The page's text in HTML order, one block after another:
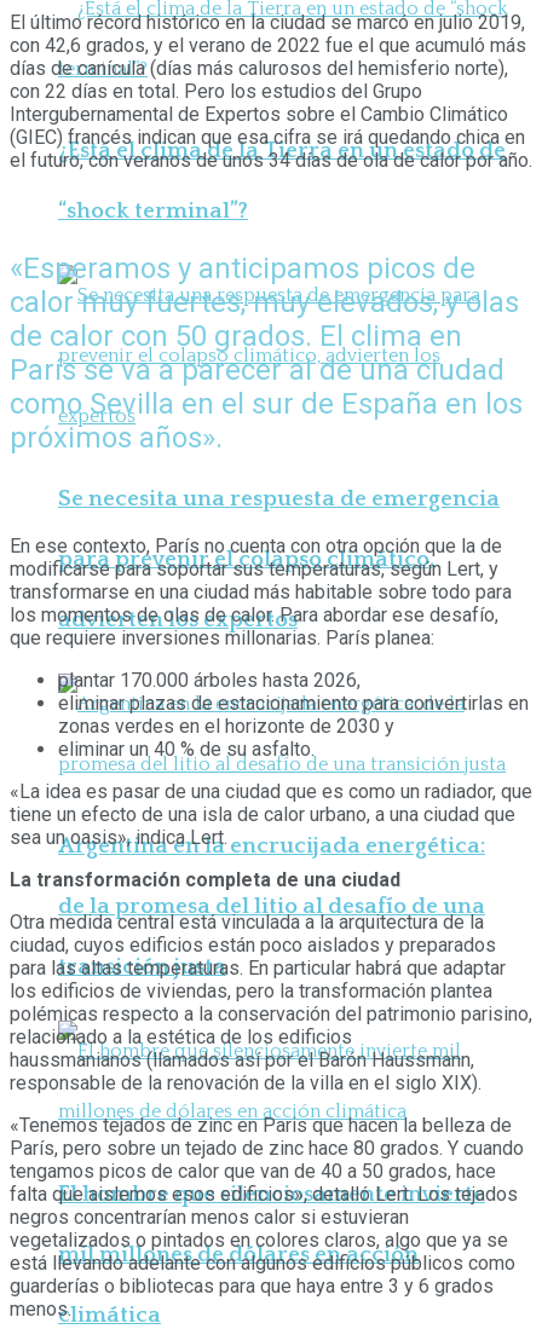
¿Está el clima de la Tierra en un estado de
“shock terminal”?
Se necesita una respuesta de emergencia
para prevenir el colapso climático,
advierten los expertos
Argentina en la encrucijada energética:
de la promesa del litio al desafío de una
transición justa
El hombre que silenciosamente invierte
mil millones de dólares en acción
climática
El último récord histórico en la ciudad se marcó en julio 2019,
con 42,6 grados, y el verano de 2022 fue el que acumuló más
días de canícula (días más calurosos del hemisferio norte),
con 22 días en total. Pero los estudios del Grupo
Intergubernamental de Expertos sobre el Cambio Climático
(GIEC) francés indican que esa cifra se irá quedando chica en
el futuro, con veranos de unos 34 días de ola de calor por año.
«Esperamos y anticipamos picos de
calor muy fuertes, muy elevados, y olas
de calor con 50 grados. El clima en
París se va a parecer al de una ciudad
como Sevilla en el sur de España en los
próximos años».
En ese contexto, París no cuenta con otra opción que la de
modificarse para soportar sus temperaturas, según Lert, y
transformarse en una ciudad más habitable sobre todo para
los momentos de olas de calor. Para abordar ese desafío,
que requiere inversiones millonarias. París planea:
plantar 170.000 árboles hasta 2026,
eliminar plazas de estacionamiento para convertirlas en
zonas verdes en el horizonte de 2030 y
eliminar un 40 % de su asfalto.
«La idea es pasar de una ciudad que es como un radiador, que
tiene un efecto de una isla de calor urbano, a una ciudad que
sea un oasis», indica Lert.
La transformación completa de una ciudad
Otra medida central está vinculada a la arquitectura de la
ciudad, cuyos edificios están poco aislados y preparados
para las altas temperaturas. En particular habrá que adaptar
los edificios de viviendas, pero la transformación plantea
polémicas respecto a la conservación del patrimonio parisino,
relacionado a la estética de los edificios
haussmanianos (llamados así por el Barón Haussmann,
responsable de la renovación de la villa en el siglo XIX).
«Tenemos tejados de zinc en Paris que hacen la belleza de
París, pero sobre un tejado de zinc hace 80 grados. Y cuando
tengamos picos de calor que van de 40 a 50 grados, hace
falta que aislemos esos edificios», detalló Lert. Los tejados
negros concentrarían menos calor si estuvieran
vegetalizados o pintados en colores claros, algo que ya se
está llevando adelante con algunos edificios públicos como
guarderías o bibliotecas para que haya entre 3 y 6 grados
menos.